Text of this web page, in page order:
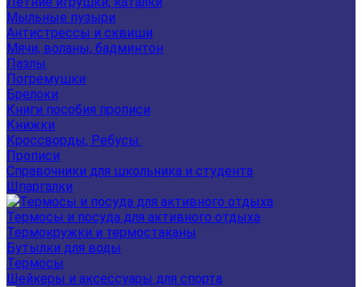
Мыльные пузыри
Антистрессы и сквиши
Мячи, воланы, бадминтон
Пазлы
Погремушки
Брелоки
Книги пособия прописи
Книжки
Кроссворды, Ребусы.
Прописи
Справочники для школьника и студента
Шпаргалки
Термосы и посуда для активного отдыха
Термокружки и термостаканы
Бутылки для воды
Термосы
Шейкеры и аксессуары для спорта